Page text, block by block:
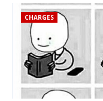
CHARGES